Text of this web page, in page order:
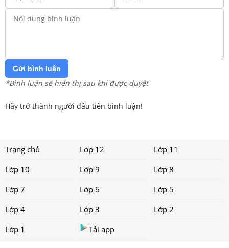
Gửi bình luận
*Bình luận sẽ hiển thị sau khi được duyệt
Hãy trở thành người đầu tiên bình luận!
Trang chủ Lớp 12
Lớp 11
Lớp 10
Lớp 9
Lớp 8
Lớp 7
Lớp 6
Lớp 5
Lớp 4
Lớp 3
Lớp 2
Lớp 1
Tải app